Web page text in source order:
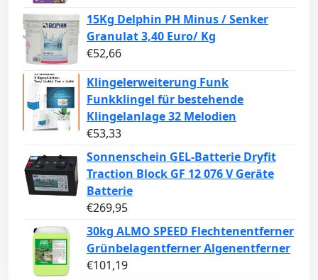
15Kg Delphin PH Minus / Senker
Granulat 3,40 Euro/ Kg
€52,66
Klingelerweiterung Funk
Funkklingel für bestehende
Klingelanlage 32 Melodien
€53,33
Sonnenschein GEL-Batterie Dryfit
Traction Block GF 12 076 V Geräte
Batterie
€269,95
30kg ALMO SPEED Flechtenentferner
Grünbelagentferner Algenentferner
€101,19